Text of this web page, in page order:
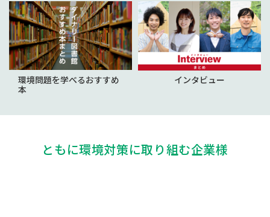
環境問題を学べるおすすめ
本
インタビュー
ともに環境対策に取り組む企業様